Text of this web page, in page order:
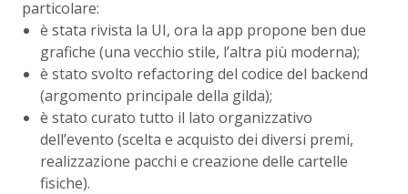
particolare:
è stata rivista la UI, ora la app propone ben due
grafiche (una vecchio stile, l’altra più moderna);
è stato svolto refactoring del codice del backend
(argomento principale della gilda);
è stato curato tutto il lato organizzativo
dell’evento (scelta e acquisto dei diversi premi,
realizzazione pacchi e creazione delle cartelle
fisiche).